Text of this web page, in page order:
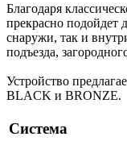
Благодаря
прекрасно подойдет
снаружи, так и
подъезда,
Устройство
BLACK и BRONZE.
Система